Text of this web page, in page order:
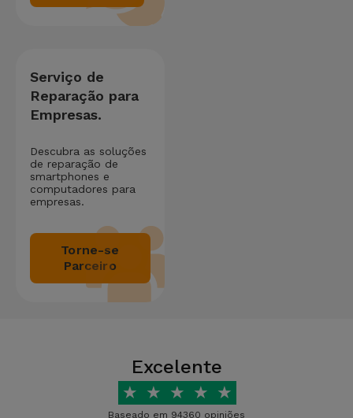
Serviço de
Reparação para
Empresas.
Descubra as soluções
de reparação de
smartphones e
computadores para
empresas.
Torne-se
Parceiro
Excelente
★ ★ ★ ★ ★
Baseado em 94360 opiniões